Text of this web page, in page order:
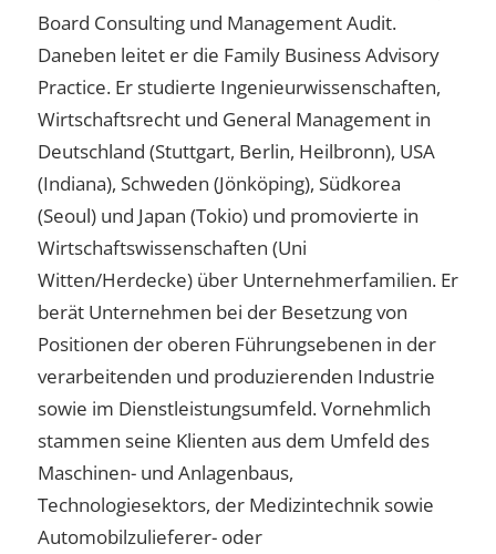
Board Consulting und Management Audit.
Daneben leitet er die Family Business Advisory
Practice. Er studierte Ingenieurwissenschaften,
Wirtschaftsrecht und General Management in
Deutschland (Stuttgart, Berlin, Heilbronn), USA
(Indiana), Schweden (Jönköping), Südkorea
(Seoul) und Japan (Tokio) und promovierte in
Wirtschaftswissenschaften (Uni
Witten/Herdecke) über Unternehmerfamilien. Er
berät Unternehmen bei der Besetzung von
Positionen der oberen Führungsebenen in der
verarbeitenden und produzierenden Industrie
sowie im Dienstleistungsumfeld. Vornehmlich
stammen seine Klienten aus dem Umfeld des
Maschinen- und Anlagenbaus,
Technologiesektors, der Medizintechnik sowie
Automobilzulieferer- oder